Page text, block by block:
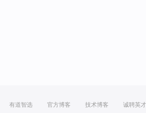
有道智选 官方博客 技术博客 诚聘英才